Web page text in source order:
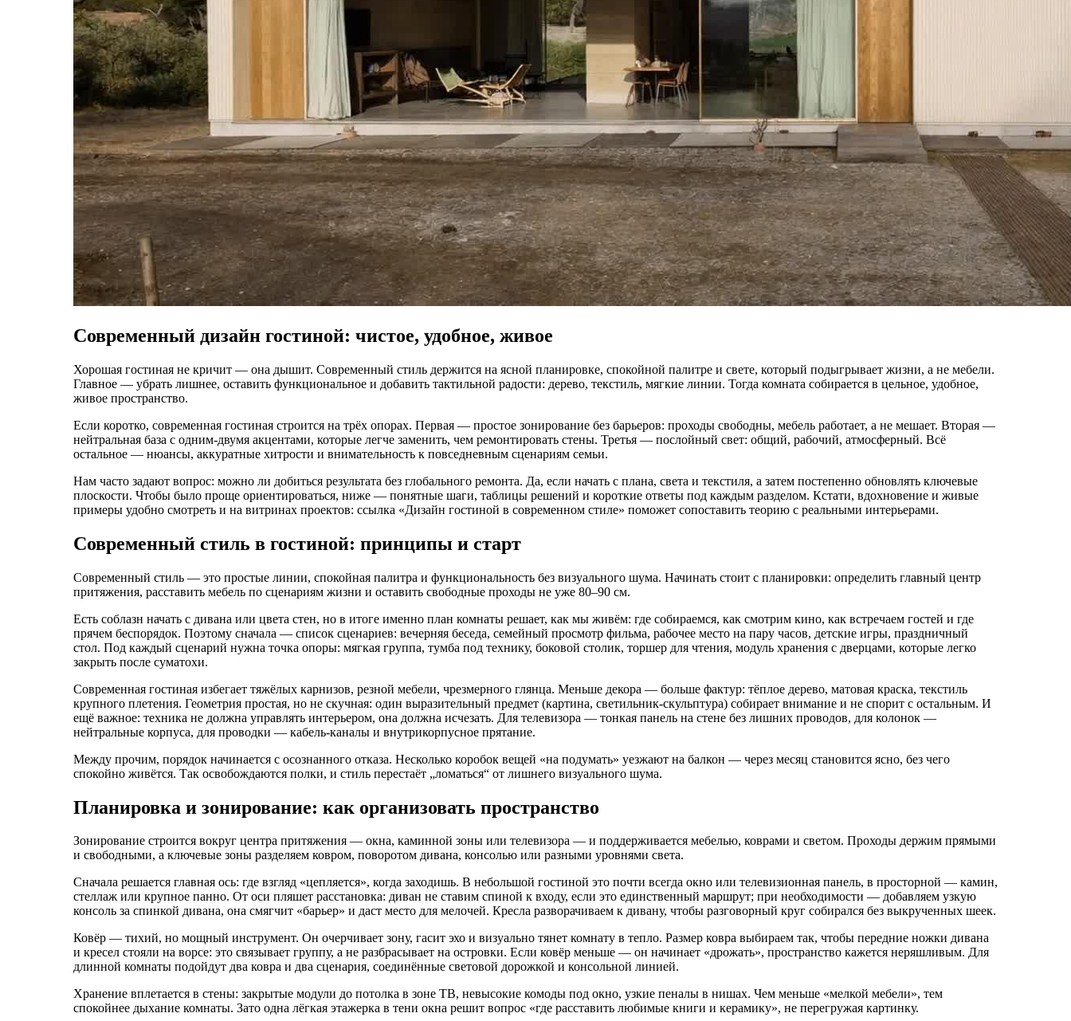
Современный дизайн гостиной: чистое, удобное, живое
Хорошая гостиная не кричит — она дышит. Современный стиль держится на ясной планировке, спокойной палитре и свете, который подыгрывает жизни, а не мебели.
Главное — убрать лишнее, оставить функциональное и добавить тактильной радости: дерево, текстиль, мягкие линии. Тогда комната собирается в цельное, удобное,
живое пространство.
Если коротко, современная гостиная строится на трёх опорах. Первая — простое зонирование без барьеров: проходы свободны, мебель работает, а не мешает. Вторая —
нейтральная база с одним‑двумя акцентами, которые легче заменить, чем ремонтировать стены. Третья — послойный свет: общий, рабочий, атмосферный. Всё
остальное — нюансы, аккуратные хитрости и внимательность к повседневным сценариям семьи.
Нам часто задают вопрос: можно ли добиться результата без глобального ремонта. Да, если начать с плана, света и текстиля, а затем постепенно обновлять ключевые
плоскости. Чтобы было проще ориентироваться, ниже — понятные шаги, таблицы решений и короткие ответы под каждым разделом. Кстати, вдохновение и живые
примеры удобно смотреть и на витринах проектов: ссылка «Дизайн гостиной в современном стиле» поможет сопоставить теорию с реальными интерьерами.
Современный стиль в гостиной: принципы и старт
Современный стиль — это простые линии, спокойная палитра и функциональность без визуального шума. Начинать стоит с планировки: определить главный центр
притяжения, расставить мебель по сценариям жизни и оставить свободные проходы не уже 80–90 см.
Есть соблазн начать с дивана или цвета стен, но в итоге именно план комнаты решает, как мы живём: где собираемся, как смотрим кино, как встречаем гостей и где
прячем беспорядок. Поэтому сначала — список сценариев: вечерняя беседа, семейный просмотр фильма, рабочее место на пару часов, детские игры, праздничный
стол. Под каждый сценарий нужна точка опоры: мягкая группа, тумба под технику, боковой столик, торшер для чтения, модуль хранения с дверцами, которые легко
закрыть после суматохи.
Современная гостиная избегает тяжёлых карнизов, резной мебели, чрезмерного глянца. Меньше декора — больше фактур: тёплое дерево, матовая краска, текстиль
крупного плетения. Геометрия простая, но не скучная: один выразительный предмет (картина, светильник‑скульптура) собирает внимание и не спорит с остальным. И
ещё важное: техника не должна управлять интерьером, она должна исчезать. Для телевизора — тонкая панель на стене без лишних проводов, для колонок —
нейтральные корпуса, для проводки — кабель‑каналы и внутрикорпусное прятание.
Между прочим, порядок начинается с осознанного отказа. Несколько коробок вещей «на подумать» уезжают на балкон — через месяц становится ясно, без чего
спокойно живётся. Так освобождаются полки, и стиль перестаёт „ломаться“ от лишнего визуального шума.
Планировка и зонирование: как организовать пространство
Зонирование строится вокруг центра притяжения — окна, каминной зоны или телевизора — и поддерживается мебелью, коврами и светом. Проходы держим прямыми
и свободными, а ключевые зоны разделяем ковром, поворотом дивана, консолью или разными уровнями света.
Сначала решается главная ось: где взгляд «цепляется», когда заходишь. В небольшой гостиной это почти всегда окно или телевизионная панель, в просторной — камин,
стеллаж или крупное панно. От оси пляшет расстановка: диван не ставим спиной к входу, если это единственный маршрут; при необходимости — добавляем узкую
консоль за спинкой дивана, она смягчит «барьер» и даст место для мелочей. Кресла разворачиваем к дивану, чтобы разговорный круг собирался без выкрученных шеек.
Ковёр — тихий, но мощный инструмент. Он очерчивает зону, гасит эхо и визуально тянет комнату в тепло. Размер ковра выбираем так, чтобы передние ножки дивана
и кресел стояли на ворсе: это связывает группу, а не разбрасывает на островки. Если ковёр меньше — он начинает «дрожать», пространство кажется неряшливым. Для
длинной комнаты подойдут два ковра и два сценария, соединённые световой дорожкой и консольной линией.
Хранение вплетается в стены: закрытые модули до потолка в зоне ТВ, невысокие комоды под окно, узкие пеналы в нишах. Чем меньше «мелкой мебели», тем
спокойнее дыхание комнаты. Зато одна лёгкая этажерка в тени окна решит вопрос «где расставить любимые книги и керамику», не перегружая картинку.